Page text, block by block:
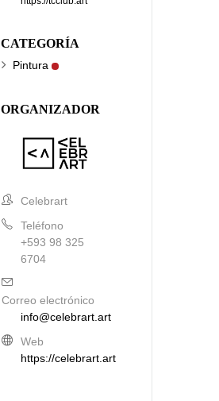
CATEGORÍA
Pintura
ORGANIZADOR
Celebrart
Teléfono
+593 98 325
6704
Correo electrónico
info@celebrart.art
Web
https://celebrart.art